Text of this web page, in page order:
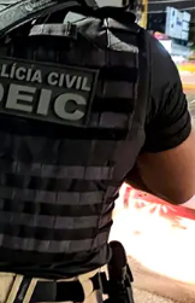
armados.
sobre as duas
dos
pelos casos.